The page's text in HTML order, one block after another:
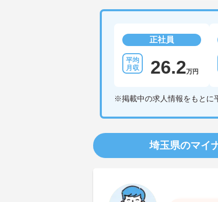
正社員
26.2万円
※掲載中の求人情報をもとに
埼玉県のマイ